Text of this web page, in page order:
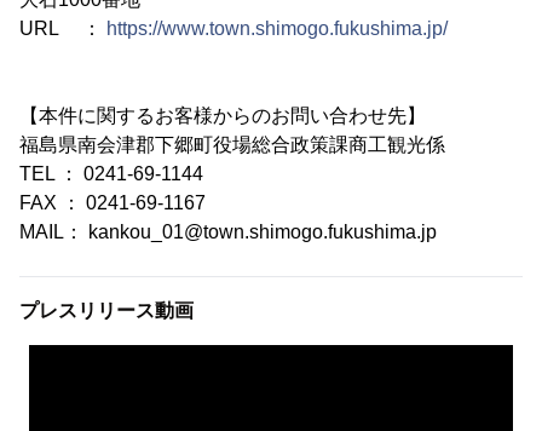
URL ：
https://www.town.shimogo.fukushima.jp/
【本件に関するお客様からのお問い合わせ先】
福島県南会津郡下郷町役場総合政策課商工観光係
TEL ： 0241-69-1144
FAX ： 0241-69-1167
MAIL： kankou_01@town.shimogo.fukushima.jp
プレスリリース動画